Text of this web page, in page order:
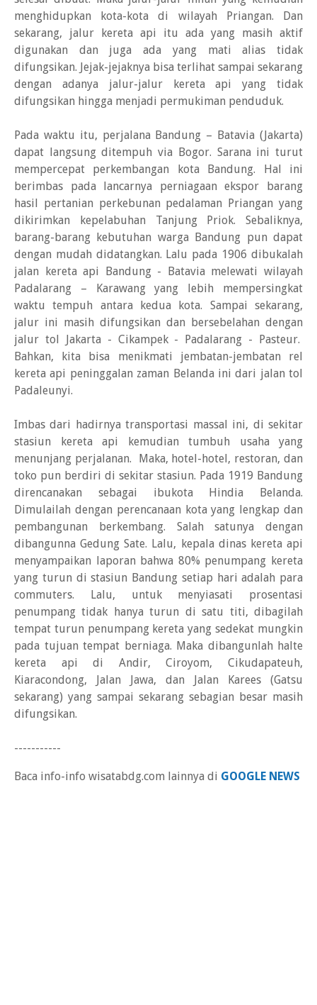
menghidupkan kota-kota di wilayah Priangan. Dan
sekarang, jalur kereta api itu ada yang masih aktif
digunakan dan juga ada yang mati alias tidak
difungsikan. Jejak-jejaknya bisa terlihat sampai sekarang
dengan adanya jalur-jalur kereta api yang tidak
difungsikan hingga menjadi permukiman penduduk.
Pada waktu itu, perjalana Bandung – Batavia (Jakarta)
dapat langsung ditempuh via Bogor. Sarana ini turut
mempercepat perkembangan kota Bandung. Hal ini
berimbas pada lancarnya perniagaan ekspor barang
hasil pertanian perkebunan pedalaman Priangan yang
dikirimkan kepelabuhan Tanjung Priok. Sebaliknya,
barang-barang kebutuhan warga Bandung pun dapat
dengan mudah didatangkan. Lalu pada 1906 dibukalah
jalan kereta api Bandung - Batavia melewati wilayah
Padalarang – Karawang yang lebih mempersingkat
waktu tempuh antara kedua kota. Sampai sekarang,
jalur ini masih difungsikan dan bersebelahan dengan
jalur tol Jakarta - Cikampek - Padalarang - Pasteur.
Bahkan, kita bisa menikmati jembatan-jembatan rel
kereta api peninggalan zaman Belanda ini dari jalan tol
Padaleunyi.
Imbas dari hadirnya transportasi massal ini, di sekitar
stasiun kereta api kemudian tumbuh usaha yang
menunjang perjalanan. Maka, hotel-hotel, restoran, dan
toko pun berdiri di sekitar stasiun. Pada 1919 Bandung
direncanakan sebagai ibukota Hindia Belanda.
Dimulailah dengan perencanaan kota yang lengkap dan
pembangunan berkembang. Salah satunya dengan
dibangunna Gedung Sate. Lalu, kepala dinas kereta api
menyampaikan laporan bahwa 80% penumpang kereta
yang turun di stasiun Bandung setiap hari adalah para
commuters. Lalu, untuk menyiasati prosentasi
penumpang tidak hanya turun di satu titi, dibagilah
tempat turun penumpang kereta yang sedekat mungkin
pada tujuan tempat berniaga. Maka dibangunlah halte
kereta api di Andir, Ciroyom, Cikudapateuh,
Kiaracondong, Jalan Jawa, dan Jalan Karees (Gatsu
sekarang) yang sampai sekarang sebagian besar masih
difungsikan.
-----------
Baca info-info wisatabdg.com lainnya di GOOGLE NEWS